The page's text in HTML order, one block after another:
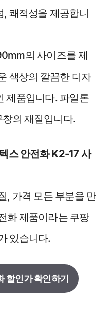
, 쾌적성을 제공합니
의 사이즈를 제
색상의 깔끔한 디자
제품입니다. 파일론
의 재질입니다.
스 안전화 K2-17 사
, 가격 모든 부분을 만
화 제품이라는 쿠팡
있습니다.
할인가 확인하기